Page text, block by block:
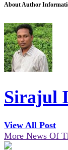
About Author
Sirajul
View All Post
More News Of